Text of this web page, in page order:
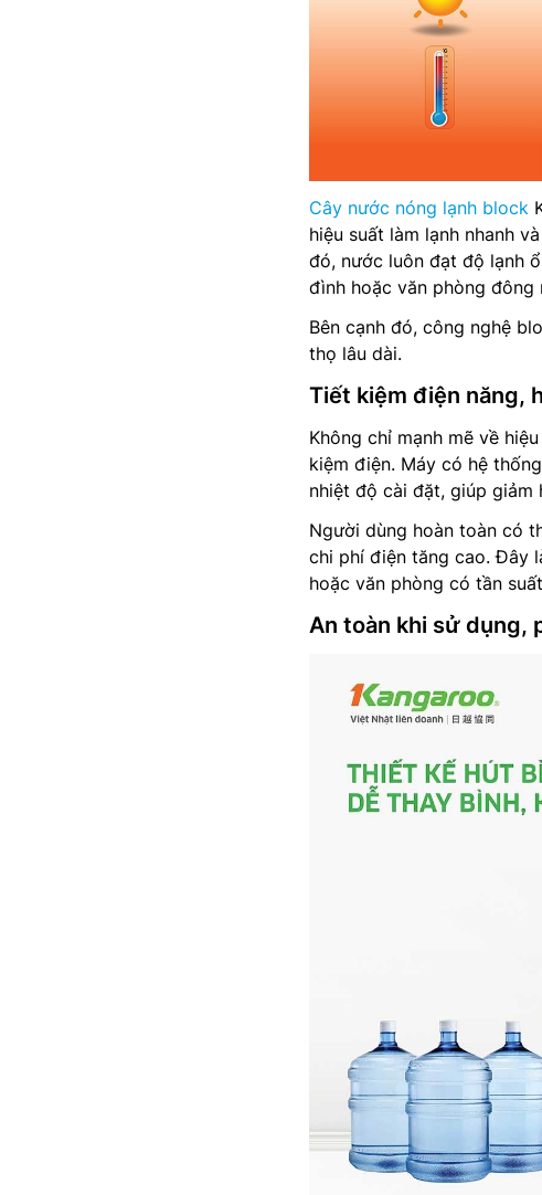
Cây nước nóng lạnh block
hiệu suất làm lạnh nhanh
đó, nước luôn đạt độ lạnh
đình hoặc văn phòng đông
Bên cạnh đó, công nghệ
thọ lâu dài.
Tiết kiệm điện năng,
Không chỉ mạnh mẽ về
kiệm điện. Máy có hệ
nhiệt độ cài đặt, giúp giảm
Người dùng hoàn toàn có
chi phí điện tăng cao. Đây
hoặc văn phòng có tần
An toàn khi sử dụng,